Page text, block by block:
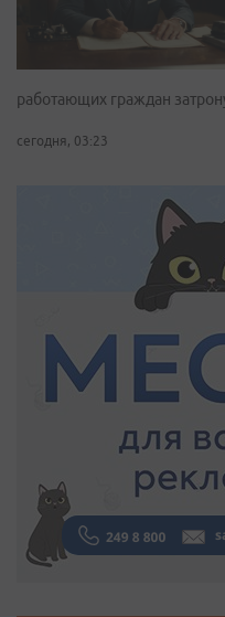
работающих граждан
сегодня, 03:23